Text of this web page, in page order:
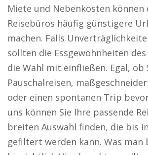
Miete und Nebenkosten können
Reisebüros häufig günstigere
machen. Falls
sollten die Essgewohnheiten des
die Wahl mit einfließen. Egal, ob
Pauschalreisen,
oder einen spontanen Trip
uns können Sie Ihre passende
breiten Auswahl finden, die bis
gefiltert werden kann. Was man